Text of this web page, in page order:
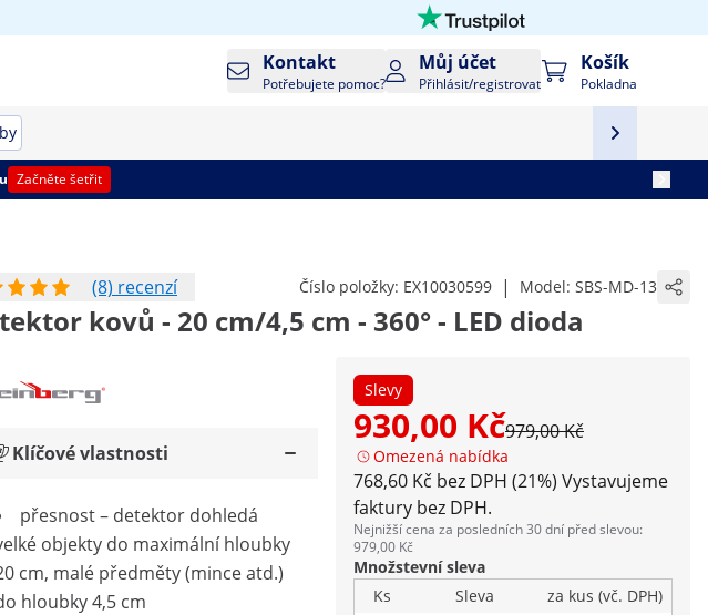
Kontakt
Potřebujete pomoc?
Můj účet
Přihlásit/registrovat
Košík
Pokladna
Začněte šetřit
(8) recenzí
Číslo položky: EX10030599 | Model: SBS-MD-13
kovů - 20 cm/4,5 cm - 360° - LED dioda
Slevy
930,00 Kč979,00 Kč
Omezená nabídka
768,60 Kč bez DPH (21%) Vystavujeme
faktury bez DPH.
Nejnižší cena za posledních 30 dní před slevou:
979,00 Kč
Množstevní sleva
Ks
Sleva
za kus (vč. DPH)
Klíčové vlastnosti
přesnost – detektor dohledá
objekty do maximální hloubky
cm, malé předměty (mince atd.)
hloubky 4,5 cm